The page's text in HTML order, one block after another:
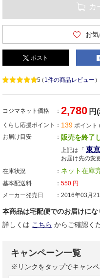
カ
お
ポスト
5（ 1件の商品レビュー ）
コジマネット価格 2,780 円
くらし応援ポイント 139 ポイント
お届け目安
販売を終了
上記は「 東
お届け先の変
在庫状況
ネット在庫
基本配送料 550 円
メーカー発売日
2016年03月21
本商品は宅配便でのお届けにな
詳しくは こちら からご確認く
キャンペーン一覧
※リンクをタップでキャンペ